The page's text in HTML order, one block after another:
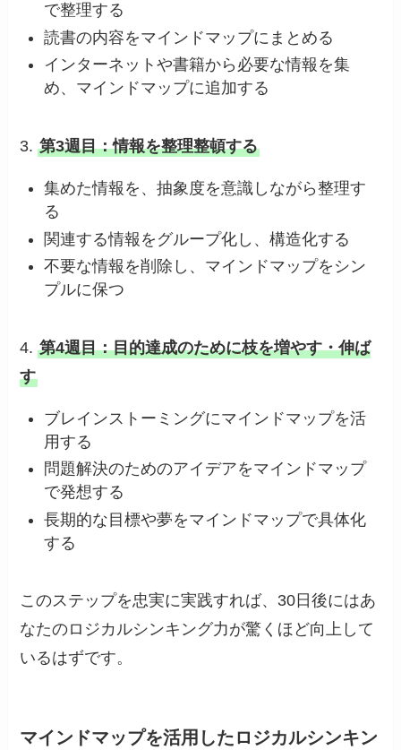
で整理する
読書の内容をマインドマップにまとめる
インターネットや書籍から必要な情報を集
め、マインドマップに追加する
3.第3週目：情報を整理整頓する
集めた情報を、抽象度を意識しながら整理す
る
関連する情報をグループ化し、構造化する
不要な情報を削除し、マインドマップをシン
プルに保つ
4. 第4週目：目的達成のために枝を増やす・伸ば
す
ブレインストーミングにマインドマップを活
用する
問題解決のためのアイデアをマインドマップ
で発想する
長期的な目標や夢をマインドマップで具体化
する
このステップを忠実に実践すれば、30日後にはあ
なたのロジカルシンキング力が驚くほど向上して
いるはずです。
マインドマップを活用したロジカルシンキン